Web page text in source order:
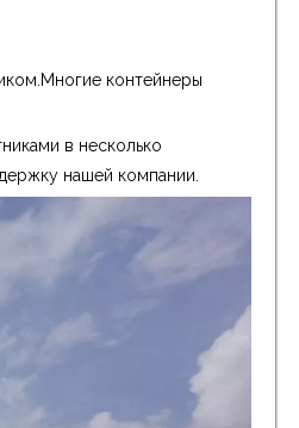
контейнеры
в несколько
нашей компании.